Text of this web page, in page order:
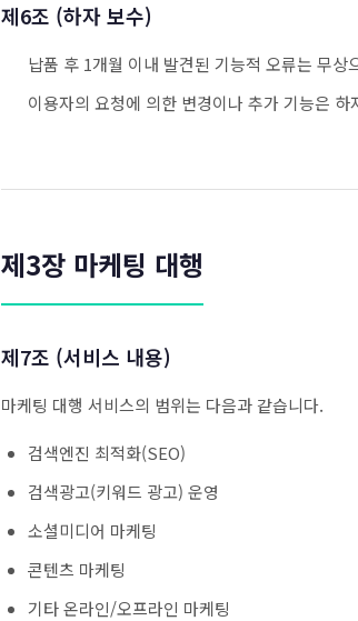
제6조 (하자 보수)
납품 후 1개월 이내 발견된 기능적 오류는 무상
이용자의 요청에 의한 변경이나 추가 기능은 하
제3장 마케팅 대행
제7조 (서비스 내용)
마케팅 대행 서비스의 범위는 다음과 같습니다.
검색엔진 최적화(SEO)
검색광고(키워드 광고) 운영
소셜미디어 마케팅
콘텐츠 마케팅
기타 온라인/오프라인 마케팅